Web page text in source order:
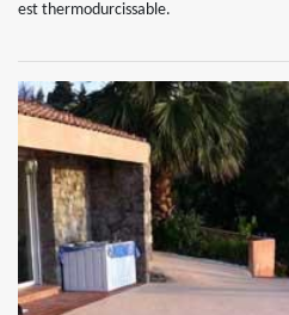
est thermodurcissable.